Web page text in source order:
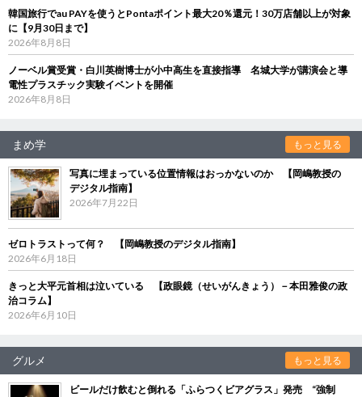
韓国旅行でau PAYを使うとPontaポイント最大20％還元！30万店舗以上が対象
に【9月30日まで】
2026年8月8日
ノーベル賞受賞・白川英樹博士が小中高生を直接指導 名城大学が講演会と導
電性プラスチック実験イベントを開催
2026年8月8日
まめ学 もっと見る
写真に埋まっている位置情報はおっかないのか 【岡嶋教授の
デジタル指南】
2026年7月22日
ゼロトラストって何？ 【岡嶋教授のデジタル指南】
2026年6月18日
きっと大平元首相は泣いている 【政眼鏡（せいがんきょう）－本田雅俊の政
治コラム】
2026年6月10日
グルメ もっと見る
ビールだけ飲むと倒れる「ふらつくビアグラス」発売 “強制